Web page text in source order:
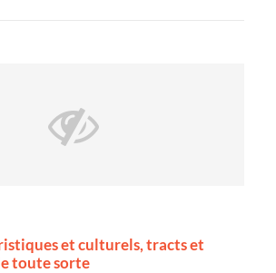
et culturels, tracts et
toute sorte